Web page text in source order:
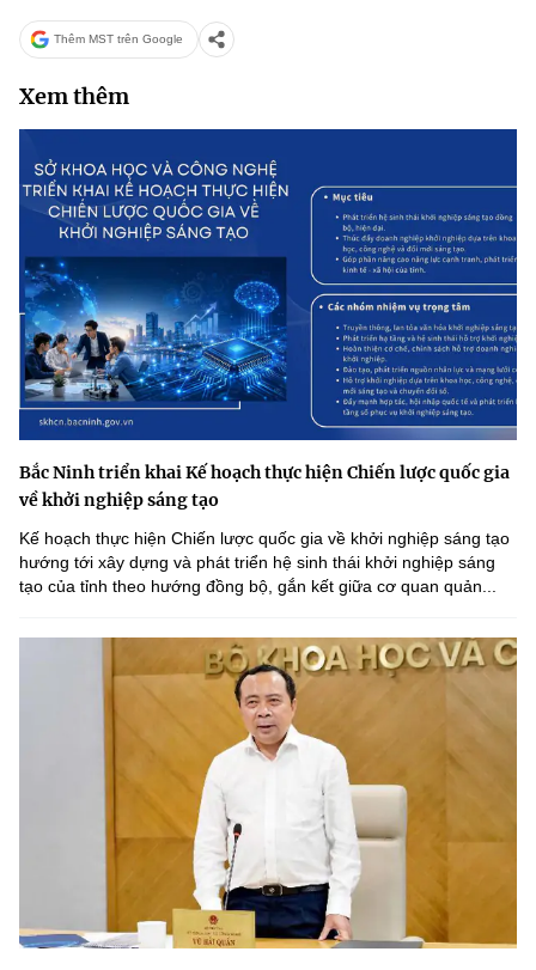
Thêm MST trên Google
Xem thêm
Bắc Ninh triển khai Kế hoạch thực hiện Chiến lược quốc gia
về khởi nghiệp sáng tạo
Kế hoạch thực hiện Chiến lược quốc gia về khởi nghiệp sáng tạo
hướng tới xây dựng và phát triển hệ sinh thái khởi nghiệp sáng
tạo của tỉnh theo hướng đồng bộ, gắn kết giữa cơ quan quản...